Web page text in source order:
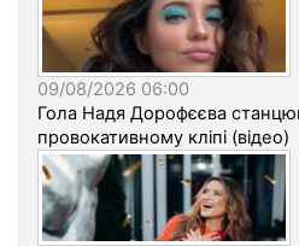
09/08/2026 06:00
Гола Надя Дорофєєва
провокативному кліпі (відео)